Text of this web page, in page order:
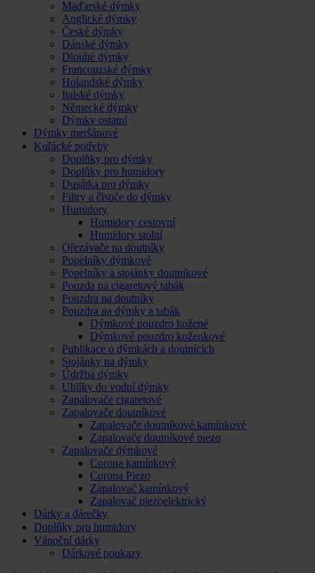
Maďarské dýmky
Anglické dýmky
České dýmky
Dánské dýmky
Dlouhé dýmky
Francouzské dýmky
Holandské dýmky
Italské dýmky
Německé dýmky
Dýmky ostatní
Dýmky meršánové
Kuřácké potřeby
Doplňky pro dýmky
Doplňky pro humidory
Dusátka pro dýmky
Filtry a čističe do dýmky
Humidory
Humidory cestovní
Humidory stolní
Ořezávače na doutníky
Popelníky dýmkové
Popelníky a stojánky doutníkové
Pouzda na cigaretový tabák
Pouzdra na doutníky
Pouzdra na dýmky a tabák
Dýmkové pouzdro kožené
Dýmkové pouzdro koženkové
Publikace o dýmkách a doutnících
Stojánky na dýmky
Údržba dýmky
Uhlíky do vodní dýmky
Zapalovače cigaretové
Zapalovače doutníkové
Zapalovače doutníkové kamínkové
Zapalovače doutníkové piezo
Zapalovače dýmkové
Corona kamínkový
Corona Piezo
Zapalovač kamínkový
Zapalovač piezoelektrický
Dárky a dárečky
Doplňky pro humidory
Vánoční dárky
Dárkové poukazy